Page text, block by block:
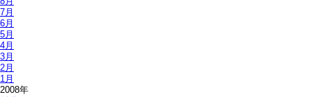
7月
6月
5月
4月
3月
2月
1月
2008年